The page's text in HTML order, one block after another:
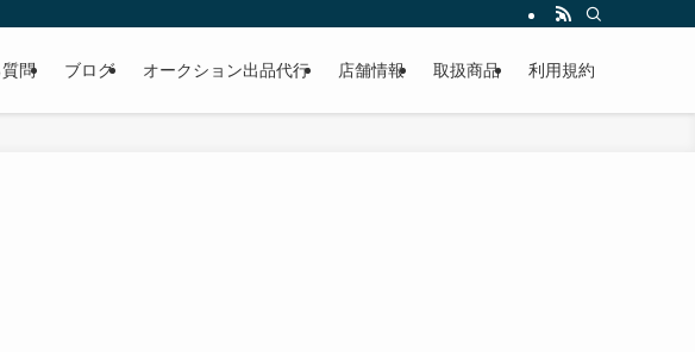
くディーラーの外注作業もこなしています。出張対応、代車完備、見積り無料です。気軽にお問い合
問 ブログ オークション出品代行 店舗情報 取扱商品 利用規約